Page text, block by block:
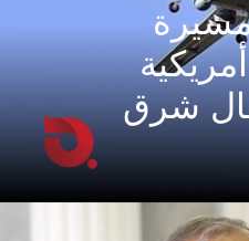
شرق